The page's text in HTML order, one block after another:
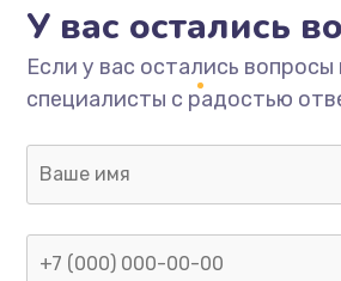
У вас остались
Если у вас остались
специалисты с радостью